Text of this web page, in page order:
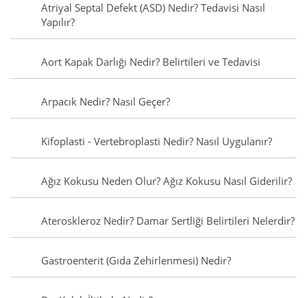
Atriyal Septal Defekt (ASD) Nedir? Tedavisi Nasıl
Yapılır?
Aort Kapak Darlığı Nedir? Belirtileri ve Tedavisi
Arpacık Nedir? Nasıl Geçer?
Kifoplasti - Vertebroplasti Nedir? Nasıl Uygulanır?
Ağız Kokusu Neden Olur? Ağız Kokusu Nasıl Giderilir?
Ateroskleroz Nedir? Damar Sertliği Belirtileri Nelerdir?
Gastroenterit (Gıda Zehirlenmesi) Nedir?